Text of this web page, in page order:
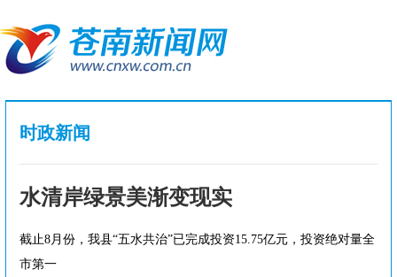
时政新闻
水清岸绿景美渐变现实
截止8月份，我县“五水共治”已完成投资15.75亿元，投资绝对量全
市第一